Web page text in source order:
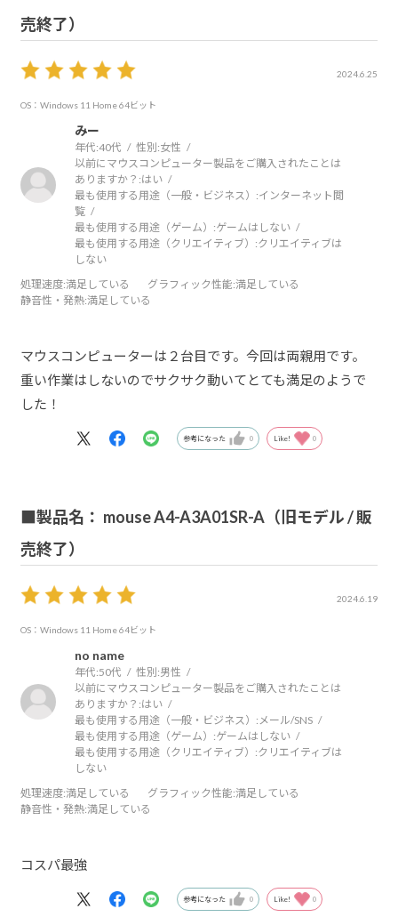
売終了）
2024.6.25
OS：Windows 11 Home 64ビット
みー
年代:40代 性別:女性
以前にマウスコンピューター製品をご購入されたことは
ありますか？:はい
最も使用する用途（一般・ビジネス）:インターネット閲
覧
最も使用する用途（ゲーム）:ゲームはしない
最も使用する用途（クリエイティブ）:クリエイティブは
しない
処理速度:満足している グラフィック性能:満足している
静音性・発熱:満足している
マウスコンピューターは２台目です。今回は両親用です。
重い作業はしないのでサクサク動いてとても満足のようで
した！
参考になった 0 Like! 0
■製品名： mouse A4-A3A01SR-A（旧モデル / 販
売終了）
2024.6.19
OS：Windows 11 Home 64ビット
no name
年代:50代 性別:男性
以前にマウスコンピューター製品をご購入されたことは
ありますか？:はい
最も使用する用途（一般・ビジネス）: メール/SNS
最も使用する用途（ゲーム）:ゲームはしない
最も使用する用途（クリエイティブ）:クリエイティブは
しない
処理速度:満足している グラフィック性能:満足している
静音性・発熱:満足している
コスパ最強
参考になった 0 Like! 0